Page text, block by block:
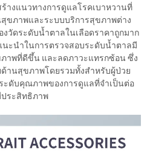
างแนวทางการดูแลโรคเบาหวานที่
ขภาพและระบบบริการสุขภาพต่าง
วัดระดับน้ำตาลในเลือดราคาถูกมาก
ะนำในการตรวจสอบระดับน้ำตาลมี
าพที่ดีขึ้น และลดภาวะแทรกซ้อน ซึ่ง
านสุขภาพโดยรวมทั้งสำหรับผู้ป่วย
ะดับคุณภาพของการดูแลที่จำเป็นต่อ
ประสิทธิภาพ